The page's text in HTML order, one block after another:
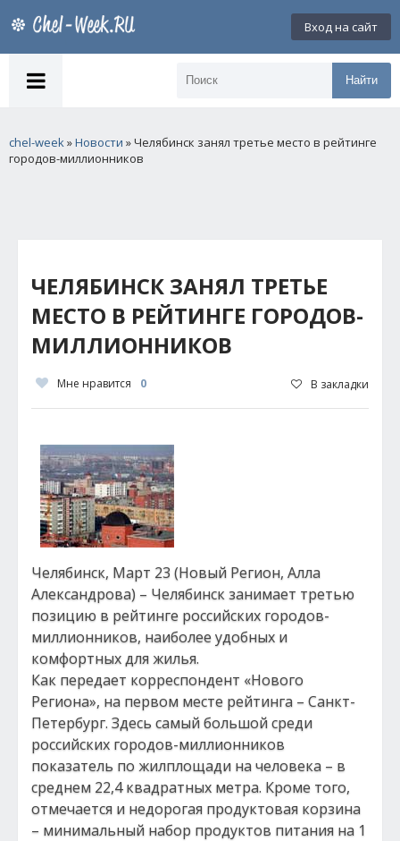
Вход на сайт
Найти
chel-week»Новости » Челябинск занял третье место в рейтинге
городов-миллионников
ЧЕЛЯБИНСК ЗАНЯЛ ТРЕТЬЕ
МЕСТО В РЕЙТИНГЕ ГОРОДОВ-
МИЛЛИОННИКОВ
Мне нравится 0 В закладки
Челябинск, Март 23 (Новый Регион, Алла
Александрова) – Челябинск занимает третью
позицию в рейтинге российских городов-
миллионников, наиболее удобных и
комфортных для жилья.
Как передает корреспондент «Нового
Региона», на первом месте рейтинга – Санкт-
Петербург. Здесь самый большой среди
российских городов-миллионников
показатель по жилплощади на человека – в
среднем 22,4 квадратных метра. Кроме того,
отмечается и недорогая продуктовая корзина
– минимальный набор продуктов питания на 1